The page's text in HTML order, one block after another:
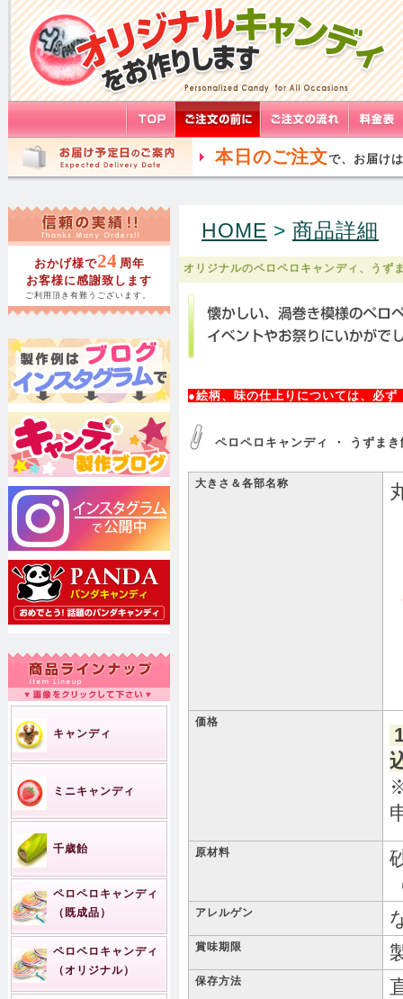
本日のご注文で、お届けは
おかげ様で24 周年
お客様に感謝致します
ご利用頂き有難うございます。
キャンディ
ミニキャンディ
千歳飴
ペロペロキャンディ
（既成品）
ペロペロキャンディ
（オリジナル）
HOME > 商品詳細
オリジナルのペロペロキャンディ、うず
●絵柄、味の仕上りについては、必
ペロペロキャンディ ・ うずま
大きさ＆各部名称
価格
原材料
アレルゲン
賞味期限
保存方法